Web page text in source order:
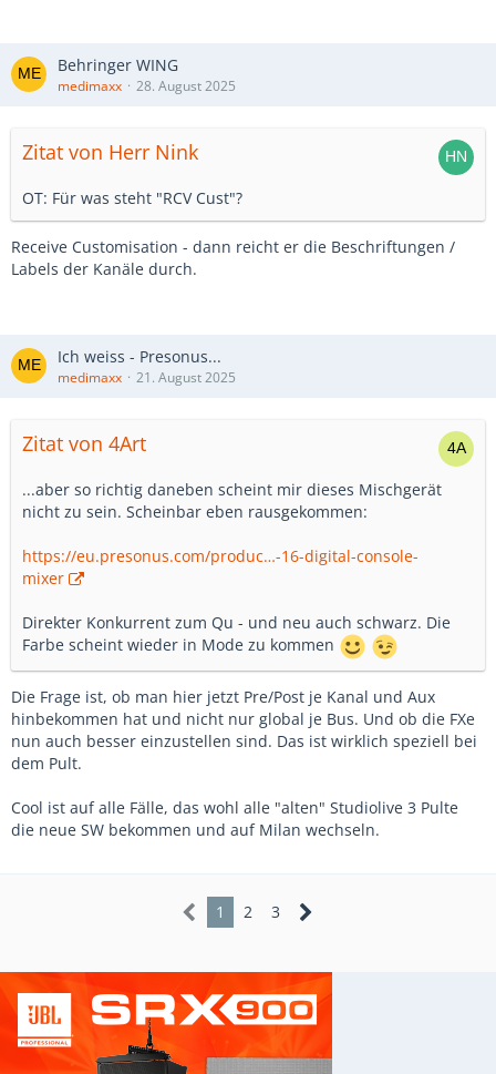
Behringer WING
medimaxx 28. August 2025
Zitat von Herr Nink
OT: Für was steht "RCV Cust"?
Receive Customisation - dann reicht er die Beschriftungen /
Labels der Kanäle durch.
Ich weiss - Presonus...
medimaxx 21. August 2025
Zitat von 4Art
...aber so richtig daneben scheint mir dieses Mischgerät
nicht zu sein. Scheinbar eben rausgekommen:
https://eu.presonus.com/produc…-16-digital-console-
mixer
Direkter Konkurrent zum Qu - und neu auch schwarz. Die
Farbe scheint wieder in Mode zu kommen
Die Frage ist, ob man hier jetzt Pre/Post je Kanal und Aux
hinbekommen hat und nicht nur global je Bus. Und ob die FXe
nun auch besser einzustellen sind. Das ist wirklich speziell bei
dem Pult.
Cool ist auf alle Fälle, das wohl alle "alten" Studiolive 3 Pulte
die neue SW bekommen und auf Milan wechseln.
1 2 3